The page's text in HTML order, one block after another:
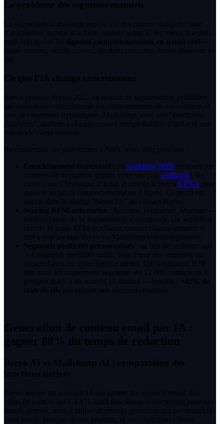
Le probleme des segments manuels
La segmentation manuelle repose sur des criteres statiques : date
d’inscription, secteur d’activite, dernier achat. C’est mieux que rien,
mais cela ignore les signaux comportementaux en temps reel
pages visitees, emails ouverts, produits consultes, temps passe sur le
site.
Ce que l’IA change concretement
Brevo propose depuis 2025 un moteur de segmentation predictive
qui analyse automatiquement les comportements de vos contacts et
cree des segments dynamiques. Mailchimp, avec son “Predictive
Analytics”, attribue a chaque contact une probabilite d’achat et une
valeur vie client estimee.
En connectant ces plateformes a N8N, vous allez plus loin :
Enrichissement contextuel : un workflow N8N recupere les
donnees de navigation depuis votre site (via webhook), les
croise avec l’historique d’achat et envoie le tout a GPT-4 pour
generer un profil comportemental en 3 lignes. Ce profil est
injecte dans le champ “Notes IA” du contact Brevo.
Scoring RFM automatise : Recence, Frequence, Montant —
les trois piliers de la segmentation e-commerce. Un workflow
calcule le score RFM de chaque contact chaque semaine et
met a jour les tags Brevo ou Mailchimp automatiquement.
Segments predictifs personnalises : au lieu de se limiter aux
3-4 segments predictifs natifs, vous creez des segments sur
mesure bases sur votre logique metier. Un distributeur B2B
que nous accompagnons segmente ses 12 000 contacts en 8
groupes grace a un scoring IA maison — resultat : +42% de
taux de clic par rapport aux segments manuels.
Generation de contenu email par IA :
gagner 80% du temps de redaction
Brevo AI vs Mailchimp AI : comparaison des
fonctions natives
Brevo integre un assistant IA qui genere des objets d’email, des
corps de texte et des CTA. L’outil fonctionne correctement pour des
emails simples, mais il utilise un prompt generique qui ne connait ni
votre ton de marque, ni vos produits, ni vos objections clients.